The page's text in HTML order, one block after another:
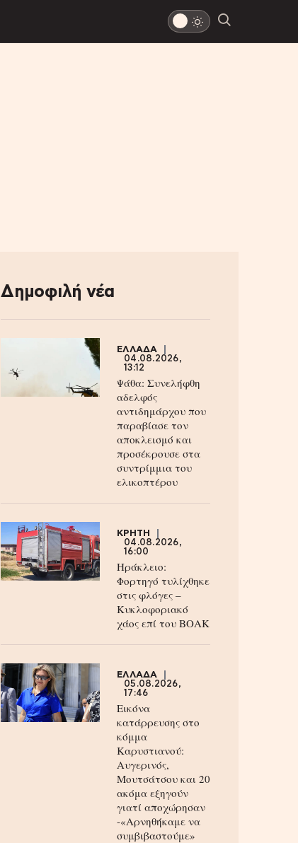
Δημοφιλή νέα
ΕΛΛΑΔΑ
04.08.2026,
13:12
Ψάθα: Συνελήφθη
αδελφός
αντιδημάρχου που
παραβίασε τον
αποκλεισμό και
προσέκρουσε στα
συντρίμμια του
ελικοπτέρου
ΚΡΗΤΗ
04.08.2026,
16:00
Ηράκλειο:
Φορτηγό τυλίχθηκε
στις φλόγες –
Κυκλοφοριακό
χάος επί του ΒΟΑΚ
ΕΛΛΑΔΑ
05.08.2026,
17:46
Εικόνα
κατάρρευσης στο
κόμμα
Καρυστιανού:
Αυγερινός,
Μουτσάτσου και 20
ακόμα εξηγούν
γιατί αποχώρησαν
-«Αρνηθήκαμε να
συμβιβαστούμε»